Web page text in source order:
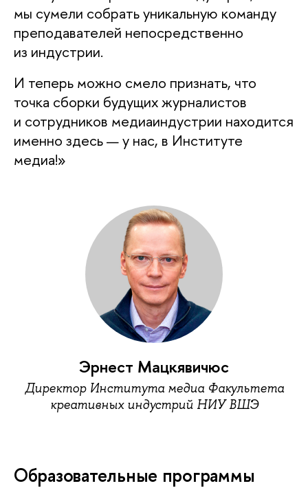
мы сумели собрать уникальную команду
преподавателей непосредственно
из индустрии.
И теперь можно смело признать, что
точка сборки будущих журналисто
и сотрудников медиаиндустрии находится
именно здесь — у нас, в Институте
медиа!»
Эрнест Мацкявичюс
Директор Института медиа Факультета
креативных индустрий НИУ ВШЭ
Образовательные программы